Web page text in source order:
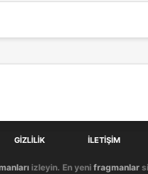
GIZLILIK İLETIŞIM
izleyin. En yeni fragmanlar